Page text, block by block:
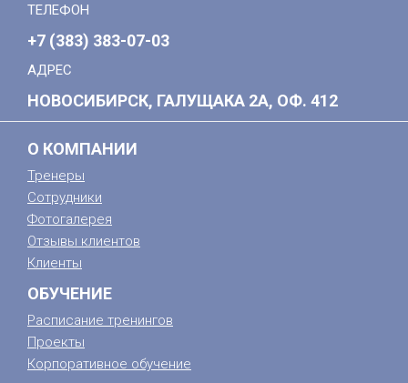
ТЕЛЕФОН
+7 (383) 383-07-03
АДРЕС
НОВОСИБИРСК, ГАЛУЩАКА 2А, ОФ. 412
О КОМПАНИИ
Тренеры
Сотрудники
Фотогалерея
Отзывы клиентов
Клиенты
ОБУЧЕНИЕ
Расписание тренингов
Проекты
Корпоративное обучение